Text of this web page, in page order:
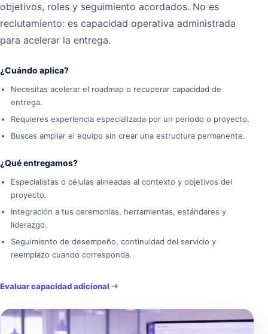
objetivos, roles y seguimiento acordados. No es
reclutamiento: es capacidad operativa administrada
para acelerar la entrega.
¿Cuándo aplica?
Necesitas acelerar el roadmap o recuperar capacidad de
entrega.
Requieres experiencia especializada por un periodo o proyecto.
Buscas ampliar el equipo sin crear una estructura permanente.
¿Qué entregamos?
Especialistas o células alineadas al contexto y objetivos del
proyecto.
Integración a tus ceremonias, herramientas, estándares y
liderazgo.
Seguimiento de desempeño, continuidad del servicio y
reemplazo cuando corresponda.
Evaluar capacidad adicional